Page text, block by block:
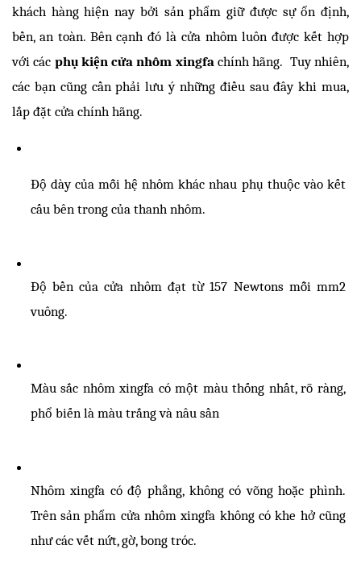
khách hàng hiện nay bởi sản phẩm giữ được sự ổn định,
bền, an toàn. Bên cạnh đó là cửa nhôm luôn được kết hợp
với các phụ kiện cửa nhôm xingfa chính hãng.  Tuy nhiên,
các bạn cũng cần phải lưu ý những điều sau đây khi mua,
lắp đặt cửa chính hãng.
Độ dày của mỗi hệ nhôm khác nhau phụ thuộc vào kết
cấu bên trong của thanh nhôm.
Độ bền của cửa nhôm đạt từ 157 Newtons mỗi mm2
vuông.
Màu sắc nhôm xingfa có một màu thống nhất, rõ ràng,
phổ biến là màu trắng và nâu sần
Nhôm xingfa có độ phẳng, không có võng hoặc phình.
Trên sản phẩm cửa nhôm xingfa không có khe hở cũng
như các vết nứt, gờ, bong tróc.